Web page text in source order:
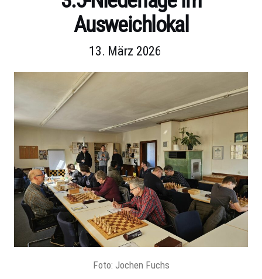
Ausweichlokal
13. März 2026
Foto: Jochen Fuchs